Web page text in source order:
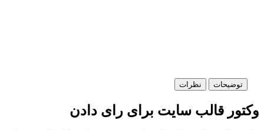
توضیحات نظرات
قالب سایت برای رای دادن